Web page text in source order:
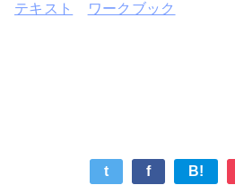
テキスト ワークブック
t f B!